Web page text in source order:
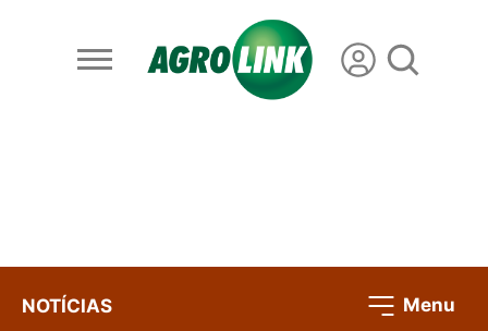
NOTÍCIAS Menu